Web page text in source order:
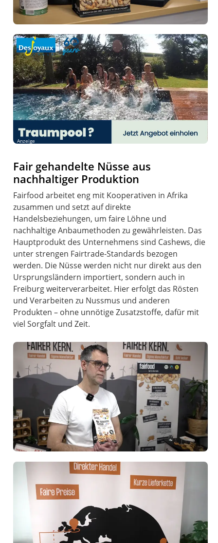
Anzeige
Fair gehandelte Nüsse aus
nachhaltiger Produktion
Fairfood arbeitet eng mit Kooperativen in Afrika
zusammen und setzt auf direkte
Handelsbeziehungen, um faire Löhne und
nachhaltige Anbaumethoden zu gewährleisten. Das
Hauptprodukt des Unternehmens sind Cashews, die
unter strengen Fairtrade-Standards bezogen
werden. Die Nüsse werden nicht nur direkt aus den
Ursprungsländern importiert, sondern auch in
Freiburg weiterverarbeitet. Hier erfolgt das Rösten
und Verarbeiten zu Nussmus und anderen
Produkten – ohne unnötige Zusatzstoffe, dafür mit
viel Sorgfalt und Zeit.